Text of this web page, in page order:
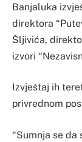
Banjaluka
direktora
Šljivića,
izvori
Izvještaj ih
privrednom
“Sumnja se